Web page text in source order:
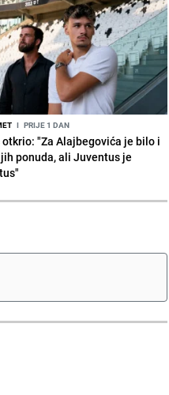
I PRIJE 1 DAN
otkrio: "Za Alajbegovića je bilo i
ponuda, ali Juventus je